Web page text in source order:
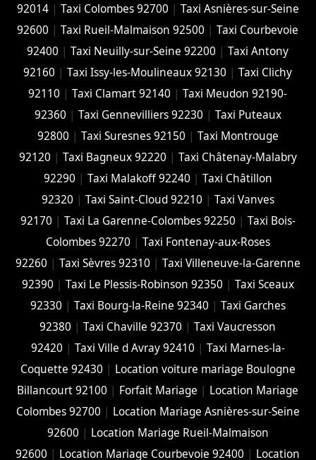
92014| Taxi Colombes 92700 | Taxi Asnières-sur-Seine
92600 |Taxi Rueil-Malmaison 92500 |Taxi Courbevoie
92400 |Taxi Neuilly-sur-Seine 92200 |Taxi Antony
92160 |Taxi Issy-les-Moulineaux 92130 |Taxi Clichy
92110 |Taxi Clamart 92140 |Taxi Meudon 92190-
92360 | Taxi Gennevilliers 92230 | Taxi Puteaux
92800 | Taxi Suresnes 92150 | Taxi Montrouge
92120 | Taxi Bagneux 92220 | Taxi Châtenay-Malabry
92290 | Taxi Malakoff 92240 | Taxi Châtillon
92320 | Taxi Saint-Cloud 92210 | Taxi Vanves
92170 | Taxi La Garenne-Colombes 92250 | Taxi Bois-
Colombes 92270 | Taxi Fontenay-aux-Roses
92260 | Taxi Sèvres 92310 | Taxi Villeneuve-la-Garenne
92390 | Taxi Le Plessis-Robinson 92350 | Taxi Sceaux
92330 | Taxi Bourg-la-Reine 92340 | Taxi Garches
92380 |Taxi Chaville 92370 |Taxi Vaucresson
92420 | Taxi Ville d Avray 92410 | Taxi Marnes-la-
Coquette 92430 | Location voiture mariage Boulogne
Billancourt 92100 | Forfait Mariage | Location Mariage
Colombes 92700 | Location Mariage Asnières-sur-Seine
92600 | Location Mariage Rueil-Malmaison
92600 | Location Mariage Courbevoie 92400 | Location